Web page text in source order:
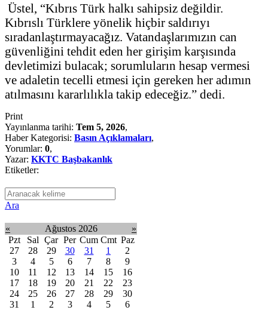
Üstel, “Kıbrıs Türk halkı sahipsiz değildir.
Kıbrıslı Türklere yönelik hiçbir saldırıyı
sıradanlaştırmayacağız. Vatandaşlarımızın can
güvenliğini tehdit eden her girişim karşısında
devletimizi bulacak; sorumluların hesap vermesi
ve adaletin tecelli etmesi için gereken her adımın
atılmasını kararlılıkla takip edeceğiz.” dedi.
Print
Yayınlanma tarihi: Tem 5, 2026,
Haber Kategorisi: Basın Açıklamaları,
Yorumlar: 0,
Yazar: KKTC Başbakanlık
Etiketler:
Ara
« Ağustos 2026
»
Pzt
Sal Çar Per Cum Cmt Paz
27
28 29 30 31 1
2
3
4 5 6 7 8
9
10
11 12 13 14 15
16
17
18 19 20 21 22
23
24
25 26 27 28 29
30
31
1 2 3 4 5 6